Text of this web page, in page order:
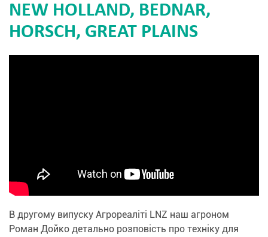
NEW HOLLAND, BEDNAR,
HORSCH, GREAT PLAINS
В другому випуску Агрореаліті LNZ наш агроном
Роман Дойко детально розповість про техніку для